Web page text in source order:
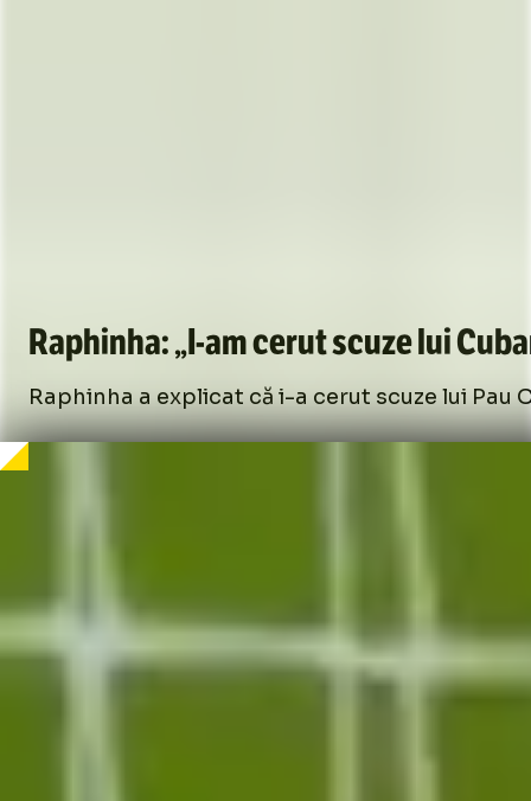
Raphinha: „I-amcerut scuze lui
Raphinha a explicat că i-a cerut scuze lui